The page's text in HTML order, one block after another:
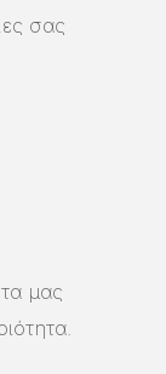
σας
μας